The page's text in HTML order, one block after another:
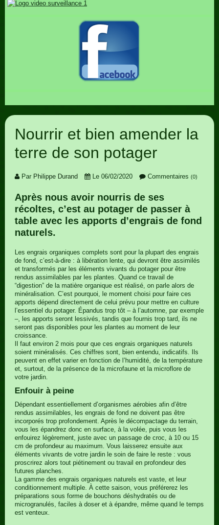
Nourrir et bien amender la
terre de son potager
Par Philippe Durand Le 06/02/2020 Commentaires (0)
Après nous avoir nourris de ses
récoltes, c’est au potager de passer à
table avec les apports d’engrais de fond
naturels.
Les engrais organiques complets sont pour la plupart des engrais
de fond, c’est-à-dire : à libération lente, qui devront être assimilés
et transformés par les éléments vivants du potager pour être
rendus assimilables par les plantes. Quand ce travail de
“digestion” de la matière organique est réalisé, on parle alors de
minéralisation. C’est pourquoi, le moment choisi pour faire ces
apports dépend directement de celui prévu pour mettre en culture
l’essentiel du potager. Épandus trop tôt – à l’automne, par exemple
–, les apports seront lessivés, tandis que fournis trop tard, ils ne
seront pas disponibles pour les plantes au moment de leur
croissance.
Il faut environ 2 mois pour que ces engrais organiques naturels
soient minéralisés. Ces chiffres sont, bien entendu, indicatifs. Ils
peuvent en effet varier en fonction de l’humidité, de la température
et, surtout, de la présence de la microfaune et la microflore de
votre jardin.
Enfouir à peine
Dépendant essentiellement d’organismes aérobies afin d’être
rendus assimilables, les engrais de fond ne doivent pas être
incorporés trop profondement. Après le décompactage du terrain,
vous les épandrez donc en surface, à la volée, puis vous les
enfouirez légèrement, juste avec un passage de croc, à 10 ou 15
cm de profondeur au maximum. Vous laisserez ensuite aux
éléments vivants de votre jardin le soin de faire le reste : vous
proscrirez alors tout piétinement ou travail en profondeur des
futures planches.
La gamme des engrais organiques naturels est vaste, et leur
conditionnement multiple. À cette saison, vous préférerez les
préparations sous forme de bouchons déshydratés ou de
microgranulés, faciles à doser et à épandre, même quand le temps
est venteux.